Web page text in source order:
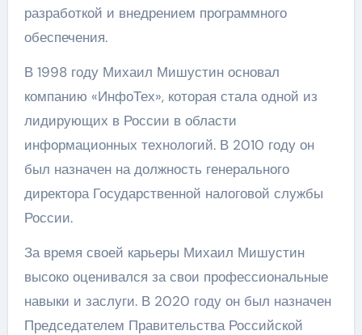
разработкой и внедрением программного
обеспечения.
В 1998 году Михаил Мишустин основал
компанию «ИнфоТех», которая стала одной из
лидирующих в России в области
информационных технологий. В 2010 году он
был назначен на должность генерального
директора Государственной налоговой службы
России.
За время своей карьеры Михаил Мишустин
высоко оценивался за свои профессиональные
навыки и заслуги. В 2020 году он был назначен
Председателем Правительства Российской